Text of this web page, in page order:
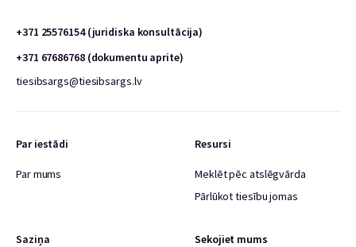
+371 25576154 (juridiska konsultācija)
+371 67686768 (dokumentu aprite)
tiesibsargs@tiesibsargs.lv
Par iestādi
Par mums
Resursi
Meklēt pēc atslēgvārda
Pārlūkot tiesību jomas
Saziņa Sekojiet mums